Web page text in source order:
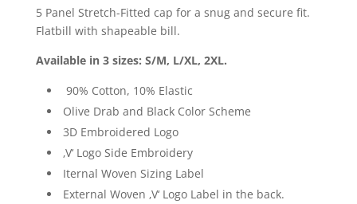
5 Panel Stretch-Fitted cap for a snug and secure fit.
Flatbill with shapeable bill.
Available in 3 sizes: S/M, L/XL, 2XL.
90% Cotton, 10% Elastic
Olive Drab and Black Color Scheme
3D Embroidered Logo
‚V‘ Logo Side Embroidery
Iternal Woven Sizing Label
External Woven ‚V‘ Logo Label in the back.